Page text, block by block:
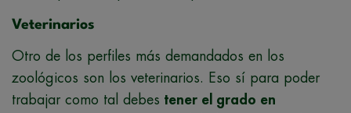
Veterinarios
Otro de los perfiles más demandados en los
zoológicos son los veterinarios. Eso sí para poder
trabajar como tal debes tener el grado en